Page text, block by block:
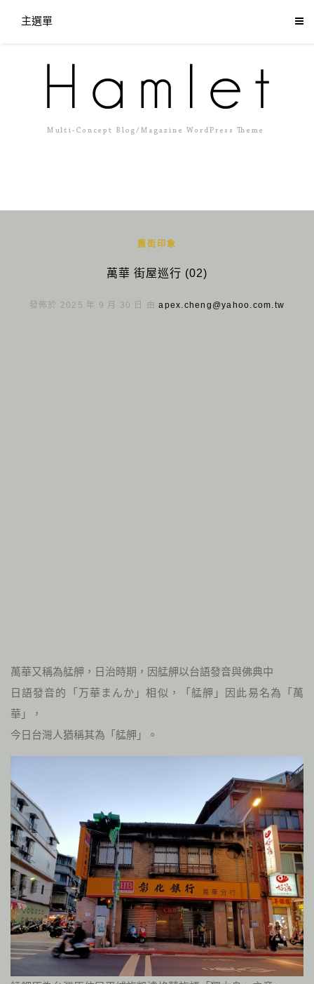
主選單
舊街印象
萬華 街屋巡行 (02)
發佈於 2025 年 9 月 30 日 由apex.cheng@yahoo.com.tw
萬華又稱為艋舺，日治時期，因艋舺以台語發音與佛典中
日語發音的「万華まんか」相似，「艋舺」因此易名為「萬
華」，
今日台灣人猶稱其為「艋舺」。